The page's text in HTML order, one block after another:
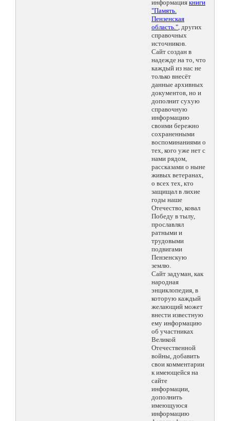
информация книги
"Память.
Пензенская
область.", других
справочных
источников.
Сайт создан в
надежде на то, что
каждый из нас не
только внесёт
данные архивных
документов, но и
дополнит сухую
справочную
информацию
своими бережно
сохраненными
воспоминаниями о
тех, кого уже нет с
нами рядом,
рассказами о ныне
живых ветеранах,
о всех тех, кто
защищал в лихие
годы наше
Отечество, ковал
Победу в тылу,
прославлял
ратными и
трудовыми
подвигами
Пензенскую
землю.
Сайт задуман, как
народная
энциклопедия, в
которую каждый
желающий может
внести известную
ему информацию
об участниках
Великой
Отечественной
войны, добавить
свои комментарии
к имеющейся на
сайте
информации,
дополнить
имеющуюся
информацию